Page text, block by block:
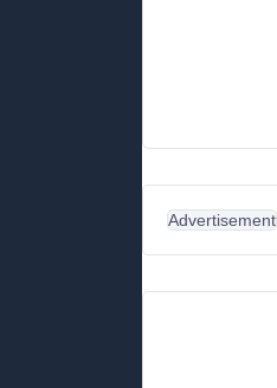
Advertisement